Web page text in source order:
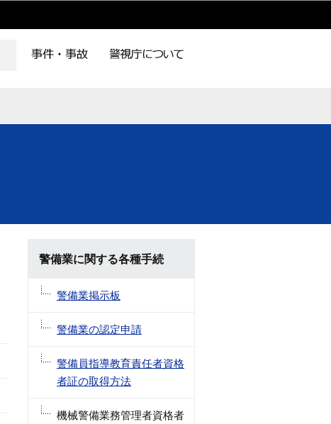
警備業に関する各種手続
警備業掲示板
警備業の認定申請
警備員指導教育責任者資格
者証の取得方法
機械警備業務管理者資格者